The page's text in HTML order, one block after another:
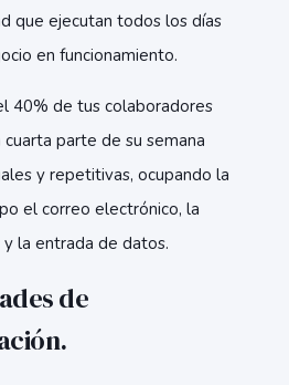
que ejecutan todos los días
en funcionamiento.
40% de tus colaboradores
parte de su semana
y repetitivas, ocupando la
el correo electrónico, la
la entrada de datos.
de